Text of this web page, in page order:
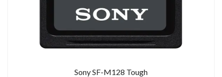
Sony SF-M128 Tough